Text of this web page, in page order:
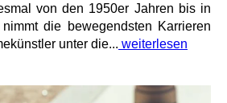
von den 1950er Jahren bis in
die bewegendsten Karrieren
unter die... weiterlesen